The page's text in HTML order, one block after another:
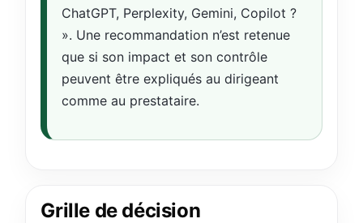
ChatGPT, Perplexity, Gemini, Copilot ?
». Une recommandation n’est retenue
que si son impact et son contrôle
peuvent être expliqués au dirigeant
comme au prestataire.
Grille de décision